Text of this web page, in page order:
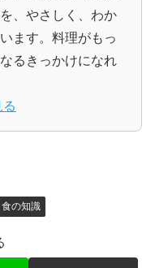
、やさしく、わか
ます。料理がもっ
るきっかけになれ
の知識